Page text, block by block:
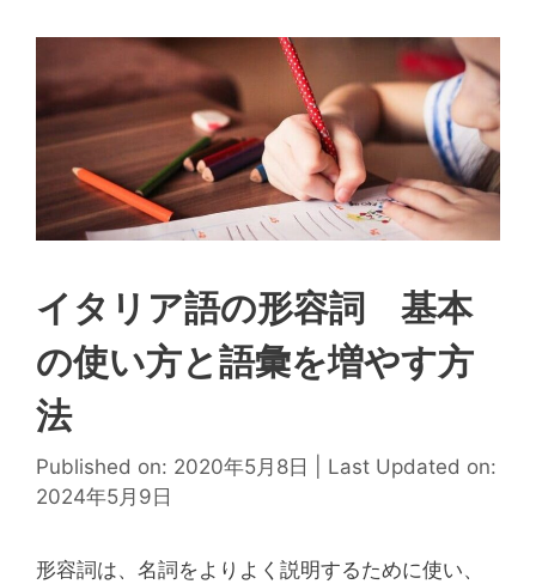
イタリア語の形容詞 基本
の使い方と語彙を増やす方
法
Published on: 2020年5月8日
Last Updated on:
2024年5月9日
形容詞は、名詞をよりよく説明するために使い、